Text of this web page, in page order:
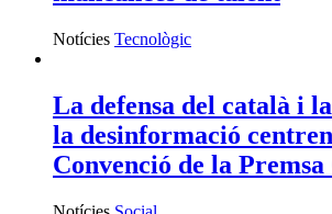
Notícies Tecnològic
La defensa del català i
la desinformació
Convenció de la